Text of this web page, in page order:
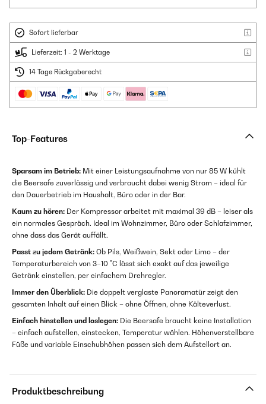
Sofort lieferbar
Lieferzeit: 1 - 2 Werktage
14 Tage Rückgaberecht
Top-Features
Sparsam im Betrieb: Mit einer Leistungsaufnahme von nur 85 W kühlt
die Beersafe zuverlässig und verbraucht dabei wenig Strom – ideal für
den Dauerbetrieb im Haushalt, Büro oder in der Bar.
Kaum zu hören: Der Kompressor arbeitet mit maximal 39 dB – leiser als
ein normales Gespräch. Ideal im Wohnzimmer, Büro oder Schlafzimmer,
ohne dass das Gerät auffällt.
Passt zu jedem Getränk: Ob Pils, Weißwein, Sekt oder Limo – der
Temperaturbereich von 3–10 °C lässt sich exakt auf das jeweilige
Getränk einstellen, per einfachem Drehregler.
Immer den Überblick: Die doppelt verglaste Panoramatür zeigt den
gesamten Inhalt auf einen Blick – ohne Öffnen, ohne Kälteverlust.
Einfach hinstellen und loslegen: Die Beersafe braucht keine Installation
– einfach aufstellen, einstecken, Temperatur wählen. Höhenverstellbare
Füße und variable Einschubhöhen passen sich dem Aufstellort an.
Produktbeschreibung